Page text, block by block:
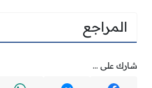
المراجع
شارك على ...